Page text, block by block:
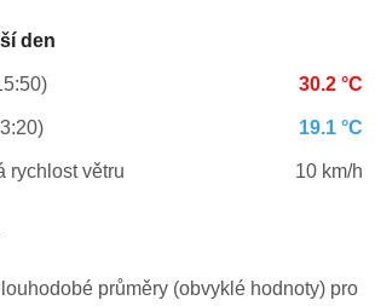
den
30.2 °C
19.1 °C
rychlost větru
10 km/h
průměry (obvyklé hodnoty) pro